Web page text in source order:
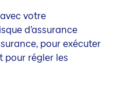
votre
d’assurance
pour exécuter
régler les